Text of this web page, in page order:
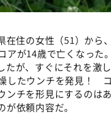
在住の女性（51）から
アが14歳で亡くなった
が、すぐにそれを激
したウンチを発見！
ンチを形見にするのは
依頼内容だ。